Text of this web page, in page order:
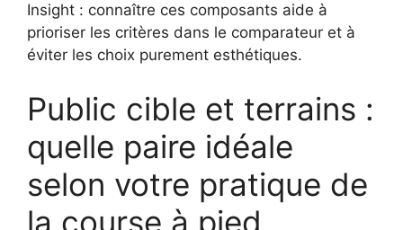
Insight : connaître ces composants aide à
prioriser les critères dans le comparateur et à
éviter les choix purement esthétiques.
Public cible et terrains :
quelle paire idéale
selon votre pratique de
la course à pied